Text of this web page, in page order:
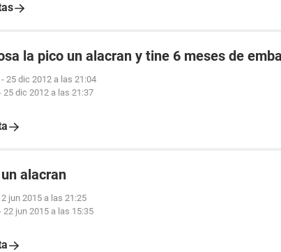
la pico un alacran y tine 6 meses de
- 25 dic 2012 a las 21:04
25 dic 2012 a las 21:37
alacran
jun 2015 a las 21:25
22 jun 2015 a las 15:35